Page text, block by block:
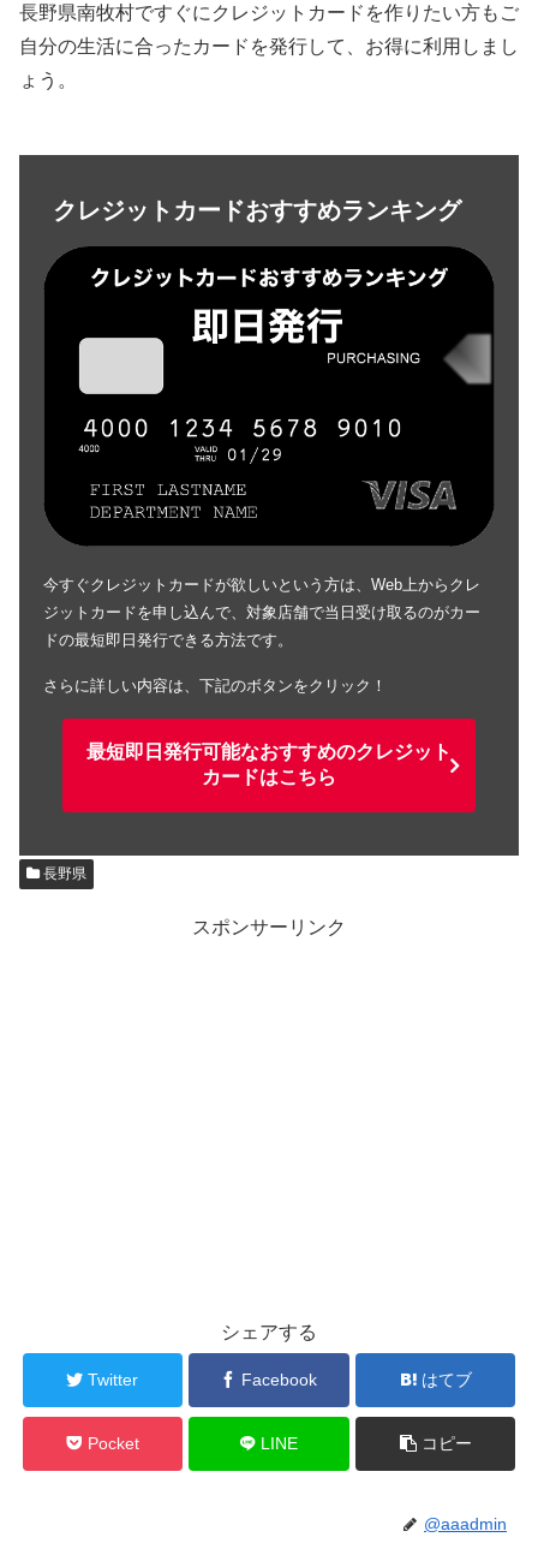
長野県南牧村ですぐにクレジットカードを作りたい方もご
自分の生活に合ったカードを発行して、お得に利用しまし
ょう。
クレジットカードおすすめランキング
今すぐクレジットカードが欲しいという方は、Web上からクレ
ジットカードを申し込んで、対象店舗で当日受け取るのがカー
ドの最短即日発行できる方法です。
さらに詳しい内容は、下記のボタンをクリック！
最短即日発行可能なおすすめのクレジット
カードはこちら
長野県
スポンサーリンク
シェアする
Twitter Facebook はてブ
Pocket LINE コピー
@aaadmin